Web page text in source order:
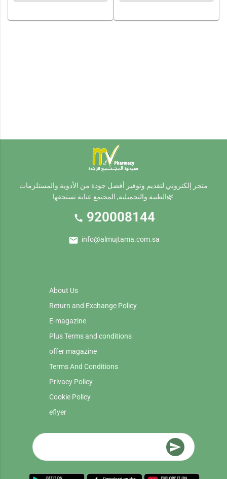
متجر إلكتروني لتقديم وتوفير أفضل جودة من الأدوية والمستلزمات
الطبية والتجميلية, المجتمع عناية تستحقها🌿
call 920008144
mail info@almujtama.com.sa
About Us
Return and Exchange Policy
E-magazine
Plus Terms and conditions
offer magazine
Terms And Conditions
Privacy Policy
Cookie Policy
eflyer
send